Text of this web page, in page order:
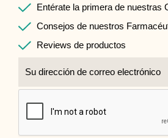
Entérate la primera de nuestras
Consejos de nuestros
Reviews de productos